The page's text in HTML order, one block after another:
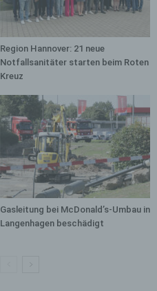
Region Hannover: 21 neue
Notfallsanitäter starten beim Roten
Kreuz
Gasleitung bei McDonald’s-Umbau in
Langenhagen beschädigt